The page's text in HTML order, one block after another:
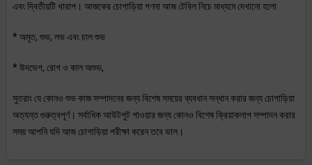
এবং দ্বিতীয়টি খারাপ। আজকের চোগাড়িয়া গণনা আজ টেবিল নিচে মাধ্যমে দেখানো হলো
* অমৃত, শুভ, লভ এবং চাল শুভ
* উদভেগ, রোগ ও কাল অশুভ,
সুতরাং যে কোনও শুভ কাজ সম্পাদনের জন্য বিশেষ সময়ের ব্যবধান সন্ধান করার জন্য চোগাড়িয়া
অত্যন্ত গুরুত্বপূর্ণ। সর্বাধিক আউটপুট পাওয়ার জন্য কোনও বিশেষ ক্রিয়াকলাপ সম্পাদন করার
সময় আপনি যদি আজ চোগাড়িয়া পরীক্ষা করেন তবে ভাল।